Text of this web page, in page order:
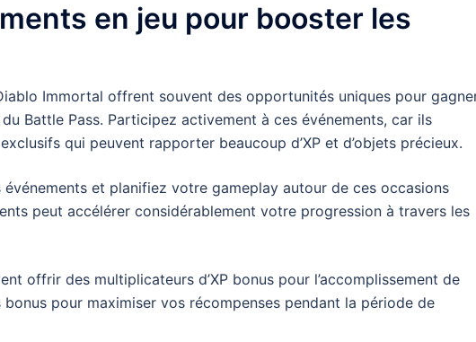
en jeu pour booster les
Immortal offrent souvent des opportunités uniques pour
Battle Pass. Participez activement à ces événements, car ils
qui peuvent rapporter beaucoup d’XP et d’objets précieux.
et planifiez votre gameplay autour de ces occasions
peut accélérer considérablement votre progression à travers les
offrir des multiplicateurs d’XP bonus pour l’accomplissement de
pour maximiser vos récompenses pendant la période de